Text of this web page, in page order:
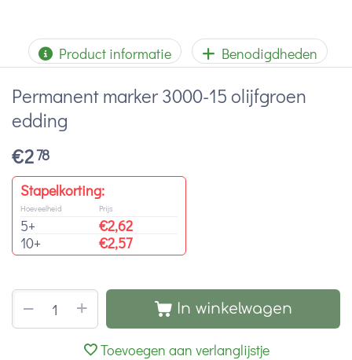
Product informatie Benodigdheden
Permanent marker 3000-15 olijfgroen
edding
€278
Stapelkorting:
Hoeveelheid
5+
10+
Prijs
€2,62
€2,57
+
− In winkelwagen
Toevoegen aan verlanglijstje